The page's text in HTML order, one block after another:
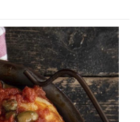
insieme allo zucchero.
la farina,